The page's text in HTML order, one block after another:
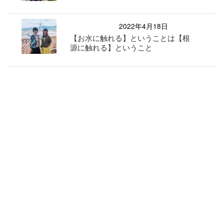
2022年4月18日
【お水に触れる】ということは【根
源に触れる】ということ